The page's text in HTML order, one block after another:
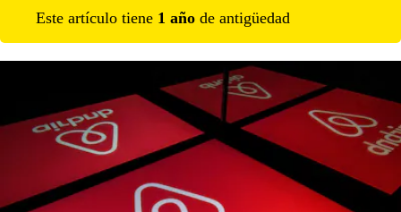
Este artículo tiene 1 año de antigüedad